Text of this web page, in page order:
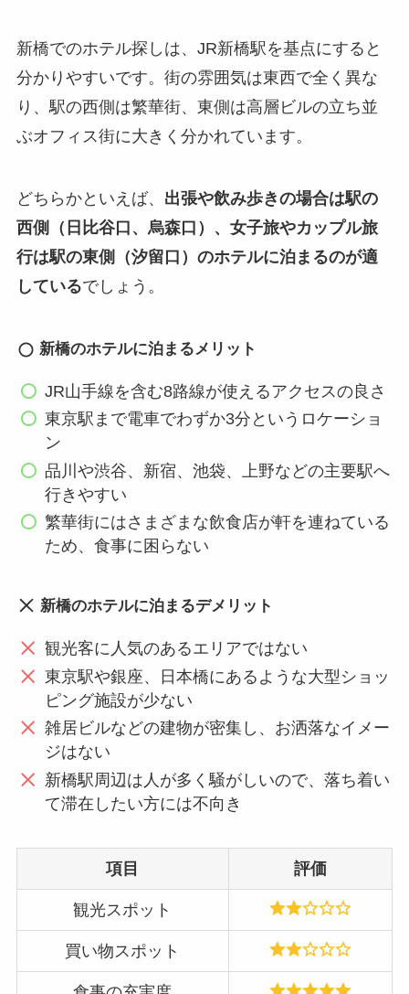
新橋でのホテル探しは、JR新橋駅を基点にすると
分かりやすいです。街の雰囲気は東西で全く異な
り、駅の西側は繁華街、東側は高層ビルの立ち並
ぶオフィス街に大きく分かれています。
どちらかといえば、 出張や飲み歩きの場合は駅の
西側（日比谷口、烏森口）、女子旅やカップル旅
行は駅の東側（汐留口）のホテルに泊まるのが適
しているでしょう。
新橋のホテルに泊まるメリット
JR山手線を含む8路線が使えるアクセスの良さ
東京駅まで電車でわずか3分というロケーショ
ン
品川や渋谷、新宿、池袋、上野などの主要駅へ
行きやすい
繁華街にはさまざまな飲食店が軒を連ねている
ため、食事に困らない
新橋のホテルに泊まるデメリット
観光客に人気のあるエリアではない
東京駅や銀座、日本橋にあるような大型ショッ
ピング施設が少ない
雑居ビルなどの建物が密集し、お洒落なイメー
ジはない
新橋駅周辺は人が多く騒がしいので、落ち着い
て滞在したい方には不向き
項目 評価
観光スポット
買い物スポット